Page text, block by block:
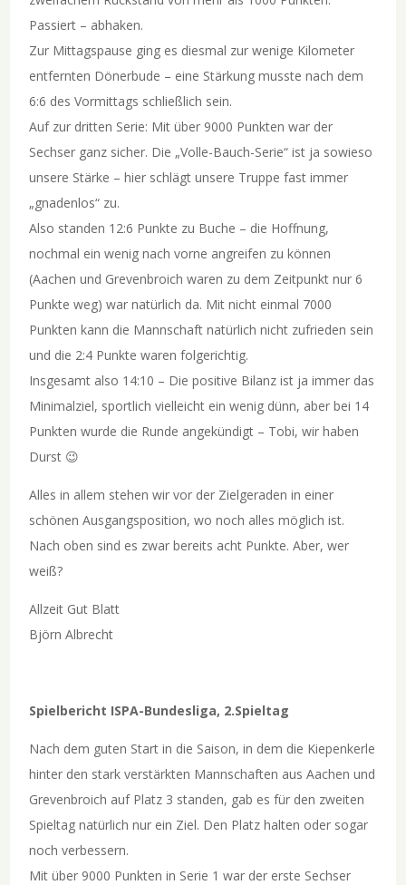
Passiert – abhaken.
Zur Mittagspause ging es diesmal zur wenige Kilometer
entfernten Dönerbude – eine Stärkung musste nach dem
6:6 des Vormittags schließlich sein.
Auf zur dritten Serie: Mit über 9000 Punkten war der
Sechser ganz sicher. Die „Volle-Bauch-Serie“ ist ja sowieso
unsere Stärke – hier schlägt unsere Truppe fast immer
„gnadenlos“ zu.
Also standen 12:6 Punkte zu Buche – die Hoffnung,
nochmal ein wenig nach vorne angreifen zu können
(Aachen und Grevenbroich waren zu dem Zeitpunkt nur 6
Punkte weg) war natürlich da. Mit nicht einmal 7000
Punkten kann die Mannschaft natürlich nicht zufrieden sein
und die 2:4 Punkte waren folgerichtig.
Insgesamt also 14:10 – Die positive Bilanz ist ja immer das
Minimalziel, sportlich vielleicht ein wenig dünn, aber bei 14
Punkten wurde die Runde angekündigt – Tobi, wir haben
Durst 😉
Alles in allem stehen wir vor der Zielgeraden in einer
schönen Ausgangsposition, wo noch alles möglich ist.
Nach oben sind es zwar bereits acht Punkte. Aber, wer
weiß?
Allzeit Gut Blatt
Björn Albrecht
Spielbericht ISPA-Bundesliga, 2.Spieltag
Nach dem guten Start in die Saison, in dem die Kiepenkerle
hinter den stark verstärkten Mannschaften aus Aachen und
Grevenbroich auf Platz 3 standen, gab es für den zweiten
Spieltag natürlich nur ein Ziel. Den Platz halten oder sogar
noch verbessern.
Mit über 9000 Punkten in Serie 1 war der erste Sechser